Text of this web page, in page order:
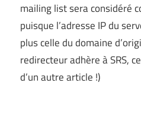
mailing list sera considéré
puisque l’adresse IP du
plus celle du domaine
redirecteur adhère à SRS,
d’un autre article !)